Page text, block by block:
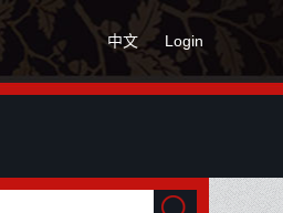
Login
中文